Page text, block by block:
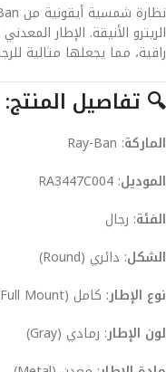
الريترو الأنيقة. الإطار
راقية، مما يجعلها مثالية
🔍 تفاصيل المنتج:
الماركة: Ray-Ban
الموديل: RA3447C004
الفئة: رجال
الشكل: دائري (Round)
نوع الإطار: كامل (Full Mount)
لون الإطار: رمادي (Gray)